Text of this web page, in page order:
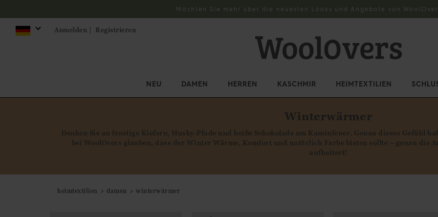
Möchten Sie mehr über die neuesten Looks und Angebote von
Anmelden | Registrieren
NEU DAMEN HERREN KASCHMIR HEIMTEXTILIEN
Winterwärmer
Denken Sie an frostige Kiefern, Husky-Pfade und heiße Schokolade am Kaminfeuer. Genau dieses Gefühl
bei WoolOvers glauben, dass der Winter Wärme, Komfort und natürlich Farbe bieten sollte – genau die
aufheitert!
heimtextilien damen winterwärmer